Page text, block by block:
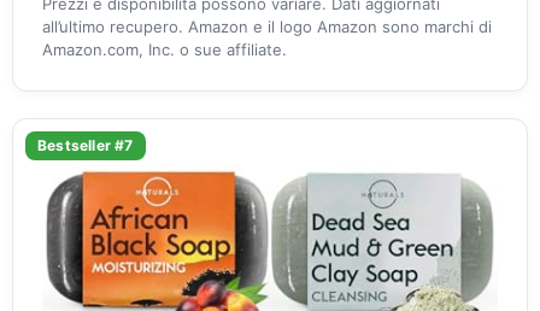
all’ultimo recupero. Amazon e il logo Amazon sono marchi di
Amazon.com, Inc. o sue affiliate.
Bestseller #7